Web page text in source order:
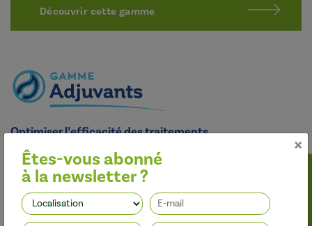
Découvrir cette gamme
Optimiser l’efficacité des traitements
Nos adjuvants permettent d’améliorer l’efficacité des
herbicides, des fongicides, des insecticides et des régulateurs de
croissance, tout en limitant leur impact sur l’environnement.
×
Êtes-vous abonné
à la newsletter ?